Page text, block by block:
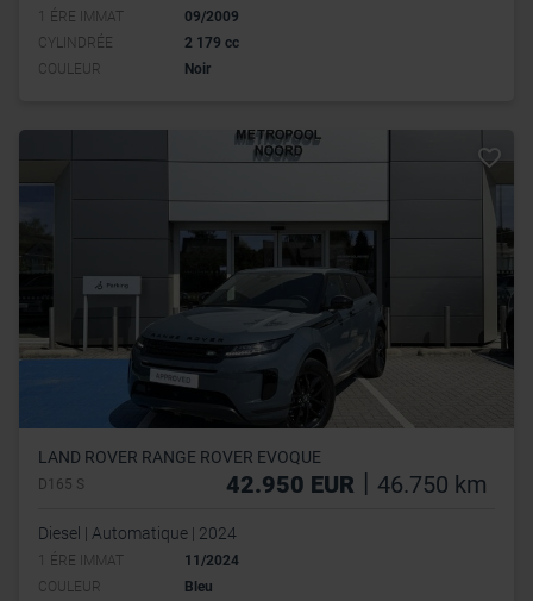
1 ÉRE IMMAT
09/2009
CYLINDRÉE
2 179 cc
COULEUR
Noir
LAND ROVER RANGE ROVER EVOQUE
D165 S 42.950 EUR | 46.750 km
Diesel | Automatique | 2024
1 ÉRE IMMAT
11/2024
COULEUR
Bleu